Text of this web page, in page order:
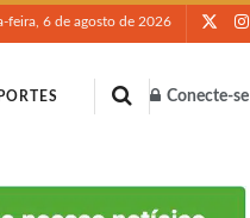
feira, 6 de agosto de 2026
Conecte-se